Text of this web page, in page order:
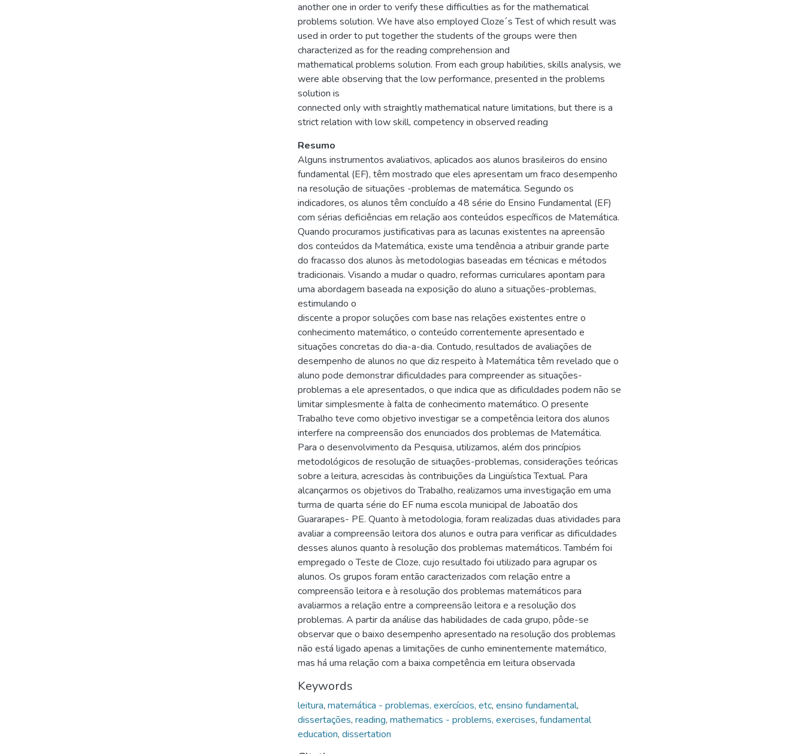
another one in order to verify these difficulties as for the mathematical
problems solution. We have also employed Cloze´s Test of which result was
used in order to put together the students of the groups were then
characterized as for the reading comprehension and
mathematical problems solution. From each group habilities, skills analysis, we
were able observing that the low performance, presented in the problems
solution is
connected only with straightly mathematical nature limitations, but there is a
strict relation with low skill, competency in observed reading
Resumo
Alguns instrumentos avaliativos, aplicados aos alunos brasileiros do ensino
fundamental (EF), têm mostrado que eles apresentam um fraco desempenho
na resolução de situações -problemas de matemática. Segundo os
indicadores, os alunos têm concluído a 48 série do Ensino Fundamental (EF)
com sérias deficiências em relação aos conteúdos específicos de Matemática.
Quando procuramos justificativas para as lacunas existentes na apreensão
dos conteúdos da Matemática, existe uma tendência a atribuir grande parte
do fracasso dos alunos às metodologias baseadas em técnicas e métodos
tradicionais. Visando a mudar o quadro, reformas curriculares apontam para
uma abordagem baseada na exposição do aluno a situações-problemas,
estimulando o
discente a propor soluções com base nas relações existentes entre o
conhecimento matemático, o conteúdo correntemente apresentado e
situações concretas do dia-a-dia. Contudo, resultados de avaliações de
desempenho de alunos no que diz respeito à Matemática têm revelado que o
aluno pode demonstrar dificuldades para compreender as situações-
problemas a ele apresentados, o que indica que as dificuldades podem não se
limitar simplesmente à falta de conhecimento matemático. O presente
Trabalho teve como objetivo investigar se a competência leitora dos alunos
interfere na compreensão dos enunciados dos problemas de Matemática.
Para o desenvolvimento da Pesquisa, utilizamos, além dos princípios
metodológicos de resolução de situações-problemas, considerações teóricas
sobre a leitura, acrescidas às contribuições da Lingüística Textual. Para
alcançarmos os objetivos do Trabalho, realizamos uma investigação em uma
turma de quarta série do EF numa escola municipal de Jaboatão dos
Guararapes- PE. Quanto à metodologia, foram realizadas duas atividades para
avaliar a compreensão leitora dos alunos e outra para verificar as dificuldades
desses alunos quanto à resolução dos problemas matemáticos. Também foi
empregado o Teste de Cloze, cujo resultado foi utilizado para agrupar os
alunos. Os grupos foram então caracterizados com relação entre a
compreensão leitora e à resolução dos problemas matemáticos para
avaliarmos a relação entre a compreensão leitora e a resolução dos
problemas. A partir da análise das habilidades de cada grupo, pôde-se
observar que o baixo desempenho apresentado na resolução dos problemas
não está ligado apenas a limitações de cunho eminentemente matemático,
mas há uma relação com a baixa competência em leitura observada
Keywords
leitura, matemática - problemas, exercícios, etc, ensino fundamental,
dissertações, reading, mathematics - problems, exercises, fundamental
education, dissertation